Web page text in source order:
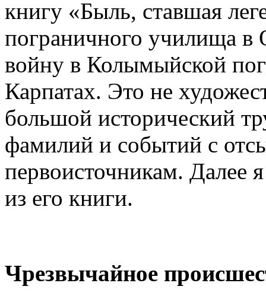
книгу «Быль, ставшая
пограничного училища в
войну в Колымыйской
Карпатах. Это не
большой исторический
фамилий и событий с
первоисточникам. Далее
из его книги.
Чрезвычайное